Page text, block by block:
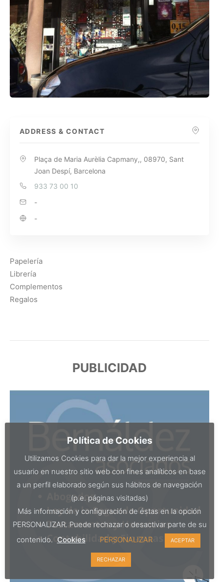
ADDRESS & CONTACT
Plaça de Maria Aurèlia Capmany,, 08970, Sant
Joan Despí, Barcelona
933 73 00 10
-
-
Papelería
Librería
Complementos
Regalos
PUBLICIDAD
Política de Cookies
Utilizamos Cookies para dar la mejor experiencia al
usuario en nuestro sitio web con fines analíticos en base
a un perfil elaborado según sus hábitos de navegación
(p.e. páginas visitadas)
Más información y configuración de éstas en la opción
PERSONALIZAR. Puede rechazar o desactivar parte de su
contenido. Cookies PERSONALIZAR ACEPTAR
RECHAZAR